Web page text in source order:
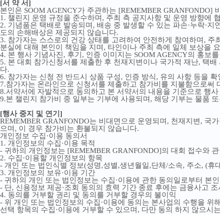
[서 약 서]
본인은 SOOM AGENCY가 주관하는 [REMEMBER GRANFONDO]
1. 챌린지 운영 규정을 준수하며 , 주최 측 공지사항 및 운영 방향에
2. 기념품은 택배로 발송되며 , 배송 중 발생할 수 있는 파손·누락·지
도의 손해배상은 제공되지 않습니다.
3. 참가자는 스스로의 건강 상태를 고려하여 안전하게 참여하며 , 주
분실에 대해 본인이 책임을 지며 , 타인이나 주최 측에 일체 보상을
4. 본 행사 기념사진 , 후기 , 인증 이미지는 SOOM AGENCY의 홍보
5. 본 대회 참가신청서를 제출한 후 천재지변이나 국가적 재난, 택배
다.
6. 참가자는 신청 전 반드시 상품 구성, 인증 방식, 유의 사항 등을
7.참가자는 온라인으로 신청서를 제출하고 참가비를 지불함으로
8.서약서에 자발적으로 동의하고 본 서약서의 내용을 기준으로 행
9.본 챌린지 참가비 중 일부는 기부에 사용되며 , 해당 기부는 물품
[행사 중지 및 연기 ]
REMEMBER GRANFONDO는 비대면으로 운영되며 , 천재지변 , 국
으며 , 이 경우 참가비는 환불되지 않습니다.
개인정보 수집·이용 동의서
1. 개인정보의 수집·이용 목적
- 귀하의 개인정보는 [REMEMBER GRANFONDO]의 대회 접수와
2. 수집·이용할 개인정보의 항목
- 개인 또는 법인식별 정보(성명,성별,생년월일,단체 /소속, 주소, (휴
3. 개인정보의 보유·이용 기간
- 귀하의 개인 또는 법인정보는 수집·이용에 관한 동의일로부터 본
- 단, 신용정보 제공·조회 동의의 효력 기간 종료 후에는 금융사고 조
4. 동의를 거부할 권리 및 동의를 거부할 경우의 불이익
- 위 개인 또는 법인정보의 수집·이용에 동의는 본사업의 수행을 위
선택 항목의 수집·이용에 거부할 수 있으며 , 다만 동의 하지 않으시